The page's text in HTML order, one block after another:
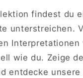
findest du
unterstreichen.
wie du. Zeige
entdecke